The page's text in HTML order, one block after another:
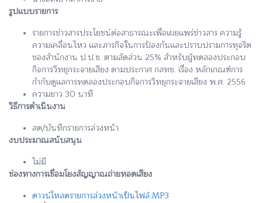
รูปแบบรายการ
รายการข่าวสารประโยชน์ต่อสาธารณะเพื่อเผยแพร่ข่าวสาร ความรู้
ความเคลื่อนไหว และภารกิจในการป้องกันและปราบปรามการทุจริต
ของสำนักงาน ป.ป.ช. ตามสัดส่วน 25% สำหรับผู้ทดลองประกอบ
กิจการวิทยุกระจายเสียง ตามประกาศ กสทช. เรื่อง หลักเกณฑ์การ
กำกับดูแลการทดลองประกอบกิจการวิทยุกระจายเสียง พ.ศ. 2556
ความยาว 30 นาที
วิธีการดำเนินงาน
สด/บันทึกรายการล่วงหน้า
งบประมาณสนับสนุน
ไม่มี
ช่องทางการเชื่อมโยงสัญญาณถ่ายทอดเสียง
ดาวน์โหลดรายการล่วงหน้าเป็นไฟล์.MP3